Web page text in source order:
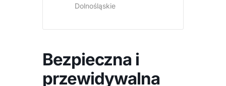
Dolnośląskie
Bezpieczna i
przewidywalna
odbudowę
przednich
bocznych
polerowanie